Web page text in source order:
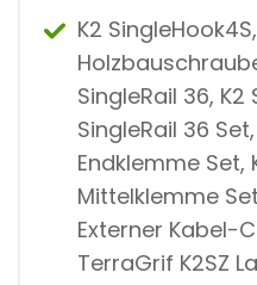
K2
SingleRail 36,
SingleRail 36
Endklemme Set,
Mittelklemme
Externer Kabel-
TerraGrif K2SZ